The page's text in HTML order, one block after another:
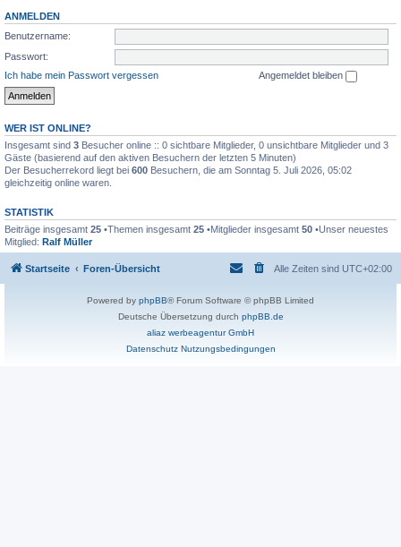
ANMELDEN
Benutzername:
Passwort:
Ich habe mein Passwort vergessen
Angemeldet bleiben
WER IST ONLINE?
Insgesamt sind 3 Besucher online :: 0 sichtbare Mitglieder, 0 unsichtbare Mitglieder und 3
Gäste (basierend auf den aktiven Besuchern der letzten 5 Minuten)
Der Besucherrekord liegt bei 600 Besuchern, die am Sonntag 5. Juli 2026, 05:02
gleichzeitig online waren.
STATISTIK
Beiträge insgesamt 25 •Themen insgesamt 25 •Mitglieder insgesamt 50 •Unser neuestes
Mitglied: Ralf Müller
Startseite Foren-Übersicht Alle Zeiten sind UTC+02:00
Powered by phpBB® Forum Software © phpBB Limited
Deutsche Übersetzung durch phpBB.de
aliaz werbeagentur GmbH
Datenschutz Nutzungsbedingungen